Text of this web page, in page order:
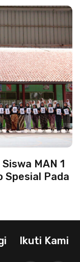
MAN 1
Spesial Pada
Ikuti Kami